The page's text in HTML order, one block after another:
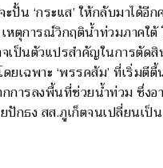
ปั้น ‘กระแส’ ให้กลับมาได้อีก
หตุการณ์วิกฤติน้ำท่วมภาคใต้
เป็นตัวแปรสำคัญในการตัดสิ
ดยเฉพาะ ‘พรรคส้ม’ ที่เริ่มตี
การลงพื้นที่ช่วยน้ำท่วม ซึ่งอ
ปักธง สส.ภูเก็ตจนเปลี่ยนเป็น